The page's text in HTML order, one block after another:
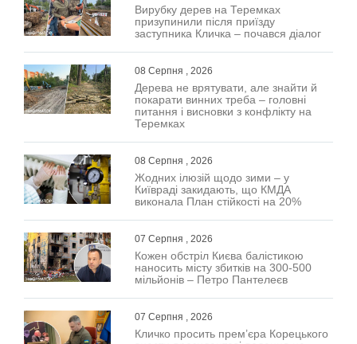
Вирубку дерев на Теремках
призупинили після приїзду
заступника Кличка – почався діалог
08 Серпня , 2026
Дерева не врятувати, але знайти й
покарати винних треба – головні
питання і висновки з конфлікту на
Теремках
08 Серпня , 2026
Жодних ілюзій щодо зими – у
Київраді закидають, що КМДА
виконала План стійкості на 20%
07 Серпня , 2026
Кожен обстріл Києва балістикою
наносить місту збитків на 300-500
мільйонів – Петро Пантелеєв
07 Серпня , 2026
Кличко просить прем’єра Корецького